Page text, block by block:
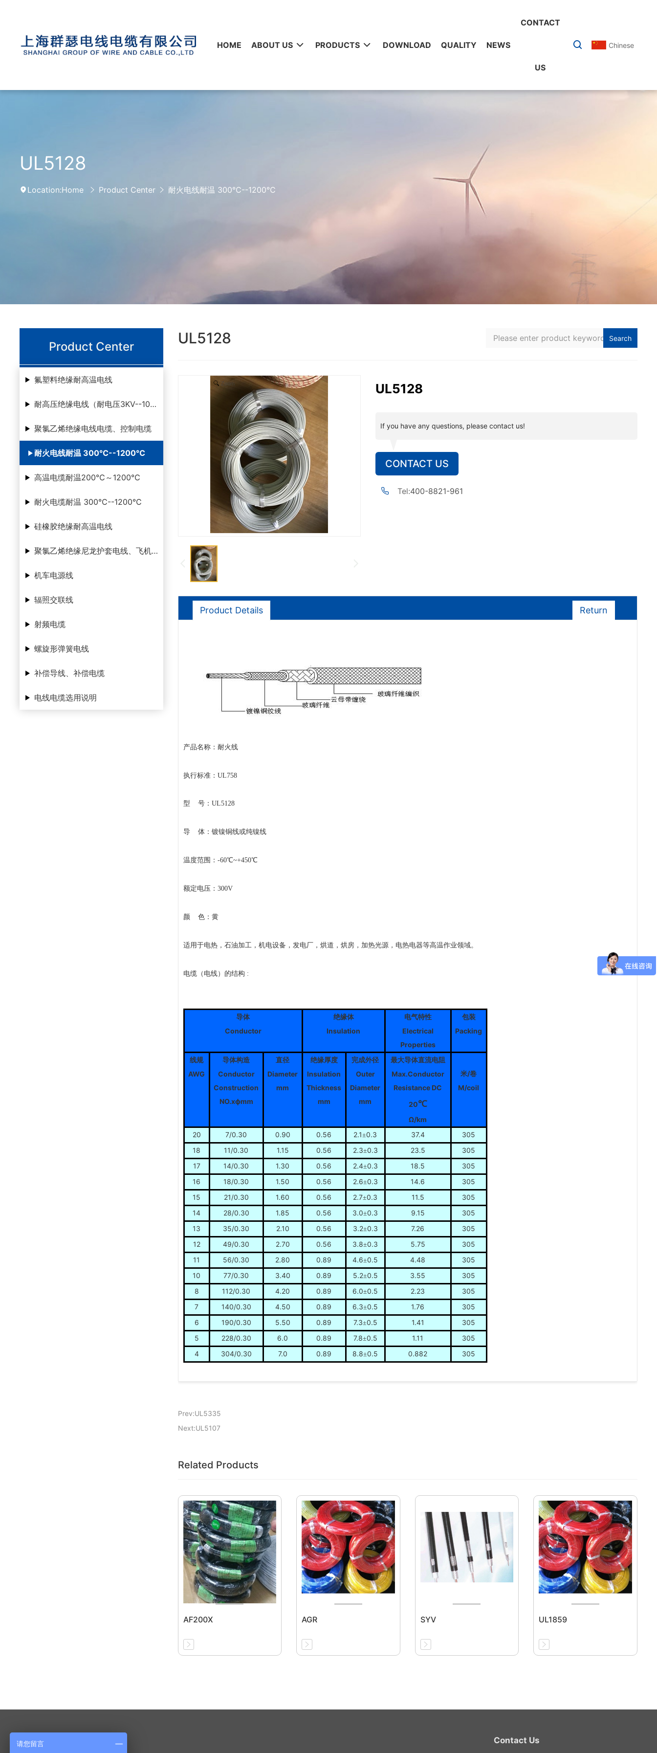
HOME ABOUT US PRODUCTS DOWNLOAD QUALITY NEWS
CONTACT
US
Chinese
UL5128
Location:Home Product Center 耐火电线耐温 300℃--1200℃
Product Center
氟塑料绝缘耐高温电线
耐高压绝缘电线（耐电压3KV--100KV ）
聚氯乙烯绝缘电线电缆、控制电缆
耐火电线耐温 300℃--1200℃
高温电缆耐温200℃～1200℃
耐火电缆耐温 300℃--1200℃
硅橡胶绝缘耐高温电线
聚氯乙烯绝缘尼龙护套电线、飞机腊克线
机车电源线
辐照交联线
射频电缆
螺旋形弹簧电线
补偿导线、补偿电缆
电线电缆选用说明
UL5128 Search
Zoom UL5128
If you have any questions, please contact us!
CONTACT US
Tel:400-8821-961
Product Details Return
产品名称：耐火线
执行标准：UL758
型 号：UL5128
导 体：镀镍铜线或纯镍线
温度范围：-60℃~+450℃
额定电压：300V
颜 色：黄
适用于电热，石油加工，机电设备，发电厂，烘道，烘房，加热光源，电热电器等高温作业领域。
电缆（电线）的结构 :
导体
Conductor
绝缘体
Insulation
电气特性
Electrical
Properties
包装
Packing
线规
AWG
导体构造
Conductor
Construction
NO.xфmm
直径
Diameter
mm
绝缘厚度
Insulation
Thickness
mm
完成外径
Outer
Diameter
mm
最大导体直流电阻
Max.Conductor
Resistance DC
20℃
Ω/km
米/卷
M/coil
20 7/0.30 0.90 0.56 2.1±0.3 37.4
305
18
11/0.30 1.15 0.56 2.3±0.3 23.5
305
17
14/0.30 1.30 0.56 2.4±0.3 18.5
305
16
18/0.30 1.50 0.56 2.6±0.3 14.6
305
15
21/0.30 1.60 0.56 2.7±0.3 11.5
305
14
28/0.30 1.85 0.56 3.0±0.3 9.15
305
13
35/0.30 2.10 0.56 3.2±0.3 7.26
305
12
49/0.30 2.70 0.56 3.8±0.3 5.75
305
11
56/0.30 2.80 0.89 4.6±0.5 4.48
305
10
77/0.30 3.40 0.89 5.2±0.5 3.55
305
8
112/0.30 4.20 0.89 6.0±0.5 2.23
305
7
140/0.30 4.50 0.89 6.3±0.5 1.76
305
6
190/0.30 5.50 0.89 7.3±0.5 1.41
305
5
228/0.30 6.0 0.89 7.8±0.5 1.11
305
4
304/0.30 7.0 0.89 8.8±0.5 0.882 305
Prev:UL5335
Next:UL5107
Related Products
AF200X AGR SYV UL1859
Product Center Contact Us
请您留言